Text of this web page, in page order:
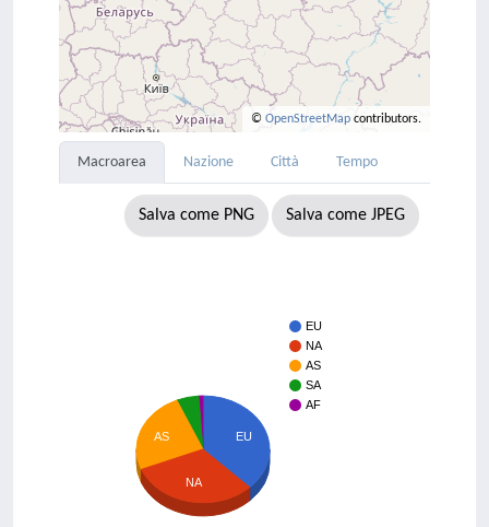
© OpenStreetMap contributors.
Macroarea Nazione Città Tempo
Salva come PNG Salva come JPEG
EU
NA
AS
SA
AF
EU
AS
NA